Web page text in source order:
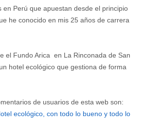
Perú que apuestan desde el principio
he conocido en mis 25 años de carrera
el Fundo Arica en La Rinconada de San
hotel ecológico que gestiona de forma
de usuarios de esta web son:
ecológico, con todo lo bueno y todo lo